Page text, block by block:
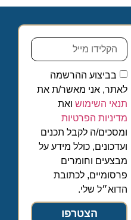
בביצוע ההרשמה
לאתר, אני מאשר/ת את
תנאי השימוש ואת
מדיניות הפרטיות
ומסכים/ה לקבל תכנים
ועדכונים, כולל מידע על
מבצעים וחומרים
פרסומיים, לכתובת
הדוא״ל שלי.
הצטרפו